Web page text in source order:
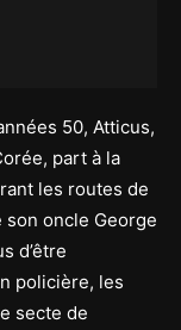
50, Atticus,
part à la
les routes de
oncle George
d’être
policière, les
secte de